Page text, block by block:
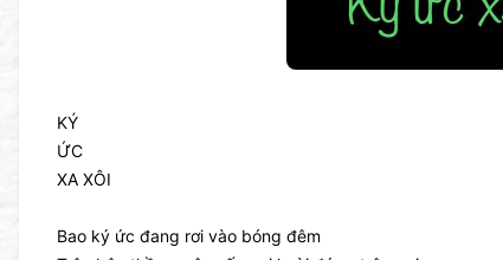
KÝ
ỨC
XA XÔI
Bao ký ức đang rơi vào bóng đêm